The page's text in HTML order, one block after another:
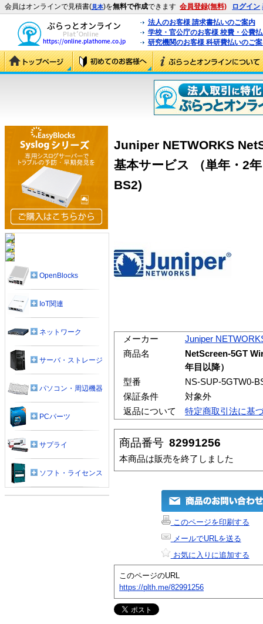
会員はオンラインで見積書(見本)を無料で作成できます 会員登録(無料) ログイン
法人のお客様 請求書払いのご案内
学校・官公庁のお客様 校費・公費
研究機関のお客様 科研費払いのご
Juniper NETWORKS
基本サービス （単年・2
BS2)
メーカー
Juniper
商品名
NetScreen-5GT
年目以降）
型番
NS-SUP-5GTW0-
保証条件
対象外
返品について
特定商取引法に基
商品番号 82991256
本商品は販売を終了しました
このページを印刷する
メールでURLを送る
お気に入りに追加する
このページのURL
https://plth.me/82991256
OpenBlocks
IoT関連
ネットワーク
サーバ・ストレージ
パソコン・周辺機器
PCパーツ
サプライ
ソフト・ライセンス